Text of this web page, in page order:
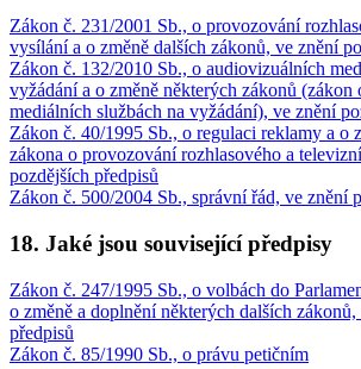
Zákon č. 231/2001 Sb., o provozování
vysílání a o změně dalších zákonů, ve znění
Zákon č. 132/2010 Sb., o audiovizuálních
vyžádání a o změně některých zákonů (zákon
mediálních službách na vyžádání), ve znění
Zákon č. 40/1995 Sb., o regulaci reklamy a o
zákona o provozování rozhlasového a
pozdějších předpisů
Zákon č. 500/2004 Sb., správní řád, ve znění
18. Jaké jsou související předpisy
Zákon č. 247/1995 Sb., o volbách do
o změně a doplnění některých dalších
předpisů
Zákon č. 85/1990 Sb., o právu petičním